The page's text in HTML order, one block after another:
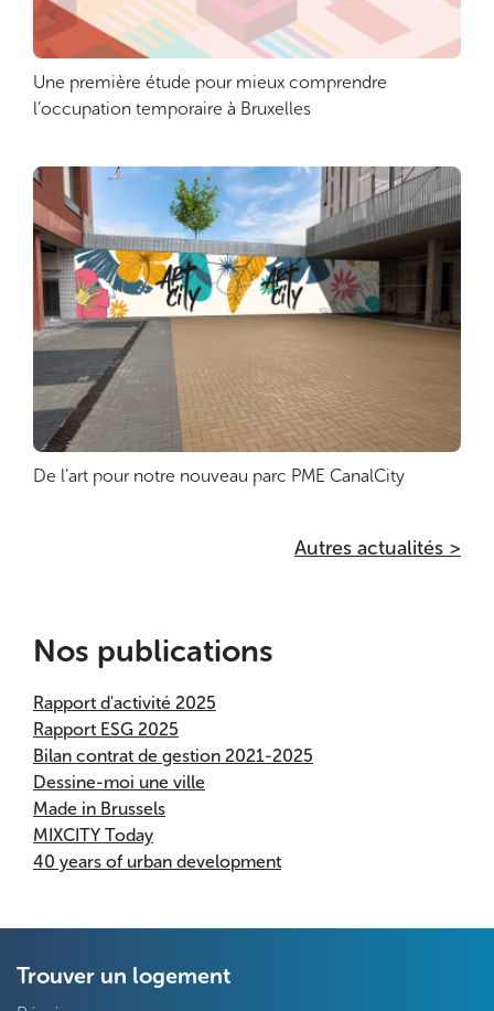
Lire plus
Une première étude pour mieux comprendre
l’occupation temporaire à Bruxelles
Lire plus
De l’art pour notre nouveau parc PME CanalCity
Autres actualités >
Nos publications
Rapport d'activité 2025
Rapport ESG 2025
Bilan contrat de gestion 2021-2025
Dessine-moi une ville
Made in Brussels
MIXCITY Today
40 years of urban development
Trouver un logement